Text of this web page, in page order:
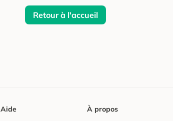
Retour à l'accueil
Aide À propos